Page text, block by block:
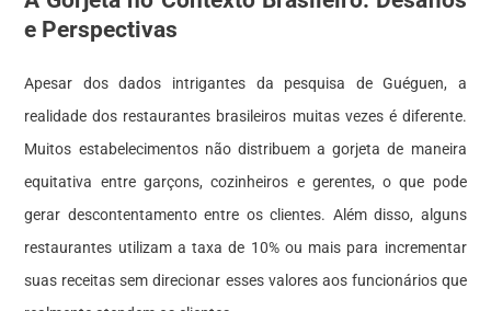
e Perspectivas
Apesar dos dados intrigantes da pesquisa de Guéguen, a
realidade dos restaurantes brasileiros muitas vezes é diferente.
Muitos estabelecimentos não distribuem a gorjeta de maneira
equitativa entre garçons, cozinheiros e gerentes, o que pode
gerar descontentamento entre os clientes. Além disso, alguns
restaurantes utilizam a taxa de 10% ou mais para incrementar
suas receitas sem direcionar esses valores aos funcionários que